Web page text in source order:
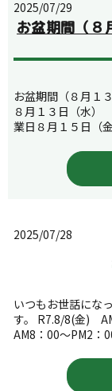
2025/07/29
お盆期間（８
お盆期間（８月１
８月１３日（水
業日８月１５日（
2025/07/28
いつもお世話にな
す。 R7.8/8(金)
AM8：00～PM2